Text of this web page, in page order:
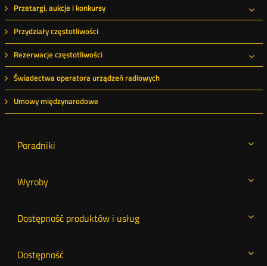
Przetargi, aukcje i konkursy
Przydziały częstotliwości
Rezerwacje częstotliwości
Świadectwa operatora urządzeń radiowych
Umowy międzynarodowe
Poradniki
Wyroby
Dostępność produktów i usług
Dostępność